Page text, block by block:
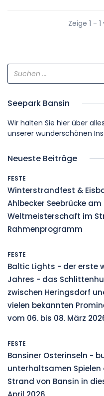
Zeige 1 -
Seepark Bansin
Wir halten Sie hier über
unserer wunderschönen
Neueste Beiträge
FESTE
Winterstrandfest &
Ahlbecker Seebrücke
Weltmeisterschaft im
Rahmenprogramm
FESTE
Baltic Lights - der erste
Jahres - das
zwischen Heringsdorf
vielen bekannten
vom 06. bis 08. März
FESTE
Bansiner Osterinseln -
unterhaltsamen
Strand von Bansin in